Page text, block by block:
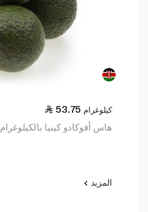
53.75 كيلوغرام
هاس أفوكادو كينيا بالكيلوغرام
المزيد